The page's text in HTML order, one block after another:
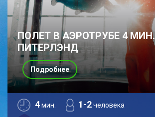
ПОЛЕТ В АЭРОТРУБЕ 4 МИН.
ПИТЕРЛЭНД
4мин. 1-2человека
Подробнее